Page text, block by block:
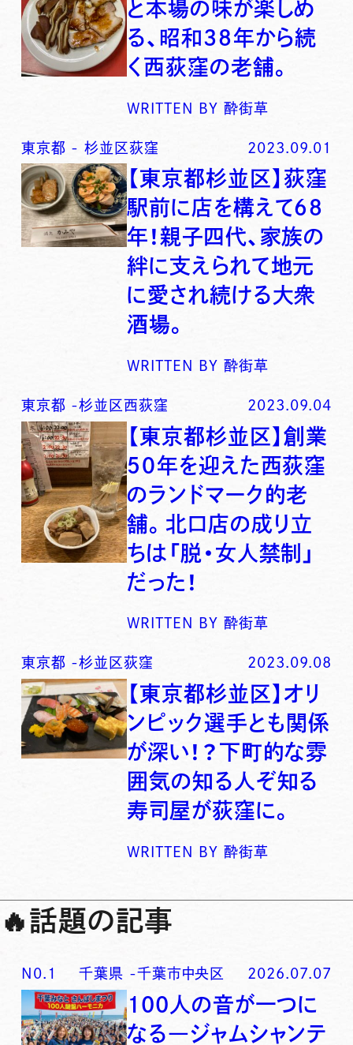
と本場の味が楽しめ
る、昭和３８年から続
く西荻窪の老舗。
WRITTEN BY 酔街草
東京都 - 杉並区荻窪 2023.09.01
【東京都杉並区】荻窪
駅前に店を構えて６８
年！親子四代、家族の
絆に支えられて地元
に愛され続ける大衆
酒場。
WRITTEN BY 酔街草
東京都 -杉並区西荻窪 2023.09.04
【東京都杉並区】創業
５０年を迎えた西荻窪
のランドマーク的老
舗。北口店の成り立
ちは「脱・女人禁制」
だった！
WRITTEN BY 酔街草
東京都 -杉並区荻窪 2023.09.08
【東京都杉並区】オリ
ンピック選手とも関係
が深い！？下町的な雰
囲気の知る人ぞ知る
寿司屋が荻窪に。
WRITTEN BY 酔街草
🔥話題の記事
N0. 1 千葉県 -千葉市中央区 2026.07.07
100人の音が一つに
なる―ジャムシャンテ